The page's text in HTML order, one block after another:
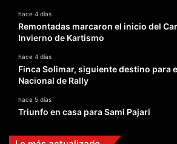
hace 4 días
Remontadas marcaron el inicio del
Invierno de Kartismo
hace 4 días
Finca Solimar, siguiente destino para
Nacional de Rally
hace 5 días
Triunfo en casa para Sami Pajari